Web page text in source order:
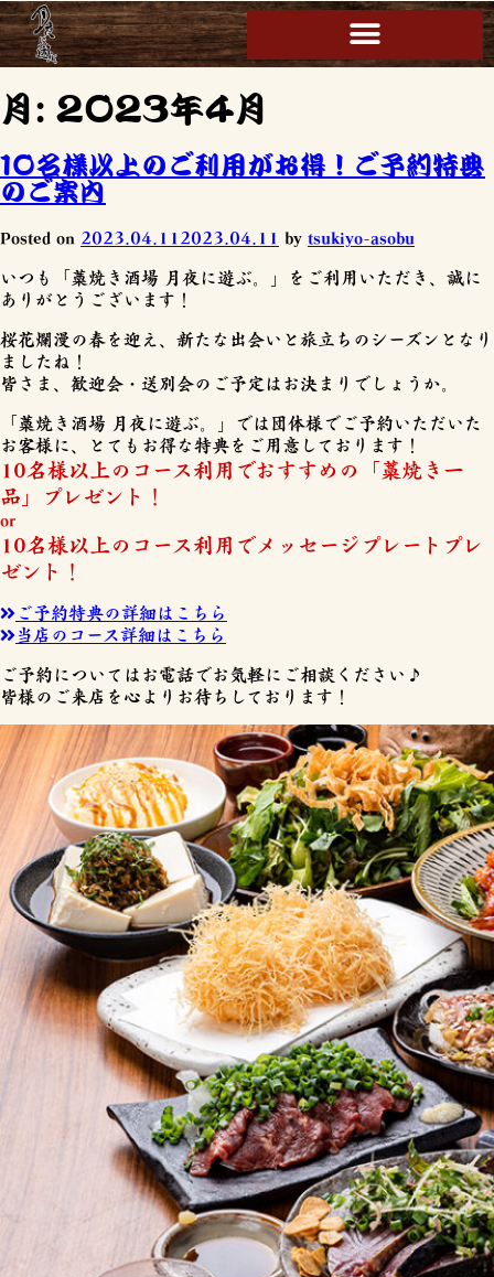
月: 2023年4月
10名様以上のご利用がお得！ご予約特典
のご案内
Posted on 2023.04.11 2023.04.11 by tsukiyo-asobu
いつも「藁焼き酒場 月夜に遊ぶ。」をご利用いただき、誠に
ありがとうございます！
桜花爛漫の春を迎え、新たな出会いと旅立ちのシーズンとなり
ましたね！
皆さま、歓迎会・送別会のご予定はお決まりでしょうか。
「藁焼き酒場 月夜に遊ぶ。」では団体様でご予約いただいた
お客様に、とてもお得な特典をご用意しております！
10名様以上のコース利用でおすすめの「藁焼き一
品」プレゼント！
or
10名様以上のコース利用でメッセージプレートプレ
ゼント！
ご予約特典の詳細はこちら
当店のコース詳細はこちら
ご予約についてはお電話でお気軽にご相談ください♪
皆様のご来店を心よりお待ちしております！